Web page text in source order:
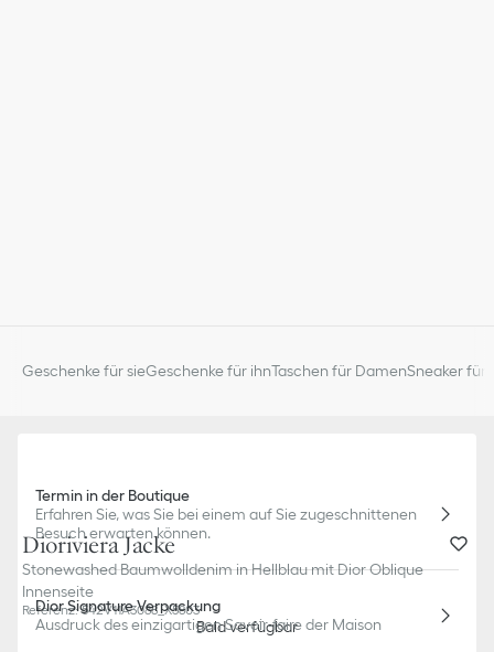
Dioriviera Jacke
Stonewashed Baumwolldenim in Hellblau mit Dior Oblique
Innenseite
Referenz:542V11A3088_X5803
Bald verfügbar
Geschenke für sieGeschenke für ihnTaschen für DamenSneaker für
Termin in der Boutique
Erfahren Sie, was Sie bei einem auf Sie zugeschnittenen
Besuch erwarten können.
Dior Signature Verpackung
Ausdruck des einzigartigen Savoir-faire der Maison